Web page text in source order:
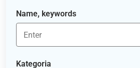
Name, keywords
Kategoria